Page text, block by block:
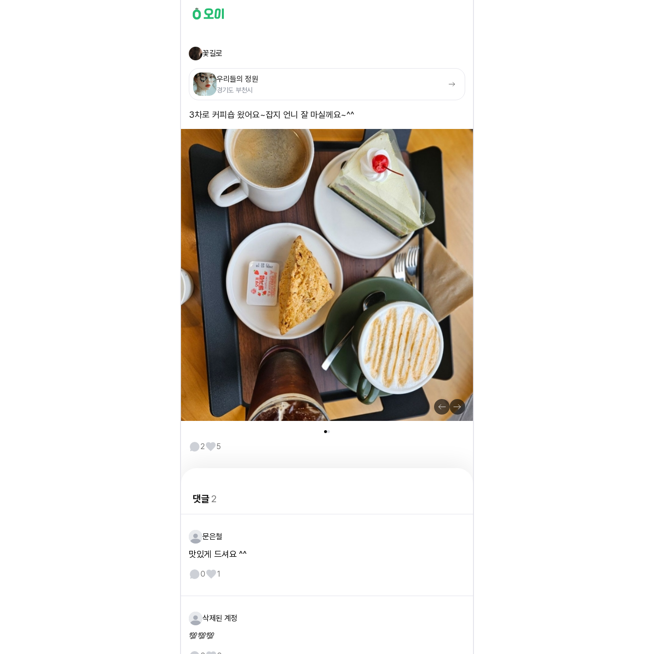
꽃길로
우리들의 정원
경기도 부천시
3차로 커피숍 왔어요~ ​잡지 언니 잘 마실께요~^^
2 5
댓글2
문은철
맛있게 드셔요 ^^
0 1
삭제된 계정
💯💯💯